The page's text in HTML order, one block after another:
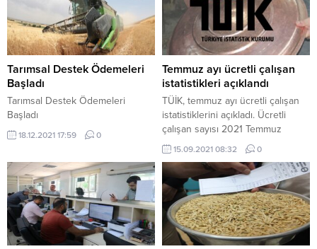
Tarımsal Destek Ödemeleri
Başladı
Tarımsal Destek Ödemeleri
Başladı
18.12.2021 17:59 0
Temmuz ayı ücretli çalışan
istatistikleri açıklandı
TÜİK, temmuz ayı ücretli çalışan
istatistiklerini açıkladı. Ücretli
çalışan sayısı 2021 Temmuz
ayında bir önceki yılın aynı ayına
göre yüzde 10.9 artarak 13 milyon
643 bin 956 kişi oldu. Bir önceki
aya göre ise yüzde 0.5 azaldı.
Türkiye İstatistik Kurumu (TÜİK),
temmuz ayı ücretli çalışan
istatistiklerini açıkladı. Sanayi,
inşaat ve...
15.09.2021 08:32 0